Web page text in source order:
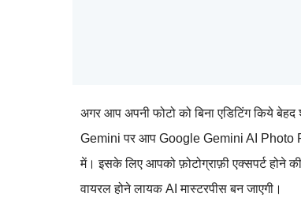
अगर आप अपनी फोटो को बिना एडिटिंग किये
Gemini पर आप Google Gemini AI Photo
में। इसके लिए आपको फ़ोटोग्राफ़ी एक्सपर्ट होने
वायरल होने लायक AI मास्टरपीस बन जाएगी।